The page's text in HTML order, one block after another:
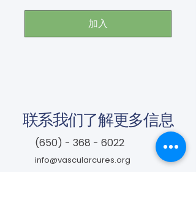
加入
联系我们了解更多信息
(650) - 368 - 6022
info@vascularcures.org